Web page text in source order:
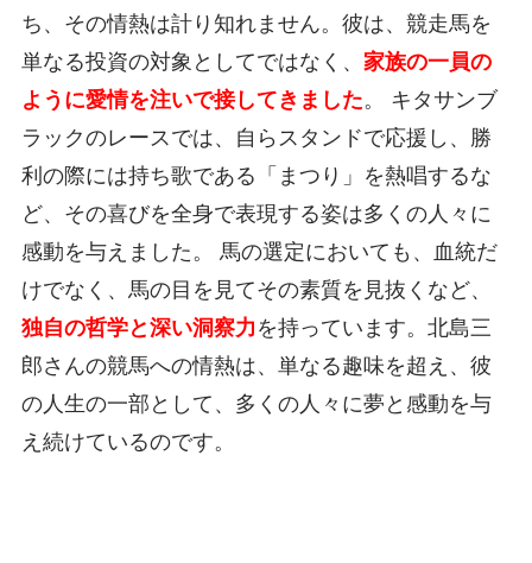
ち、その情熱は計り知れません。彼は、競走馬を
単なる投資の対象としてではなく、 家族の一員の
ように愛情を注いで接してきました。 キタサンブ
ラックのレースでは、自らスタンドで応援し、勝
利の際には持ち歌である「まつり」を熱唱するな
ど、その喜びを全身で表現する姿は多くの人々に
感動を与えました。 馬の選定においても、血統だ
けでなく、馬の目を見てその素質を見抜くなど、
独自の哲学と深い洞察力 を持っています。北島三
郎さんの競馬への情熱は、単なる趣味を超え、彼
の人生の一部として、多くの人々に夢と感動を与
え続けているのです。